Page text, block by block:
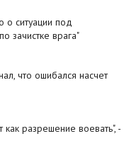
ситуации под
зачистке врага"
что ошибался насчет
как разрешение воевать", -